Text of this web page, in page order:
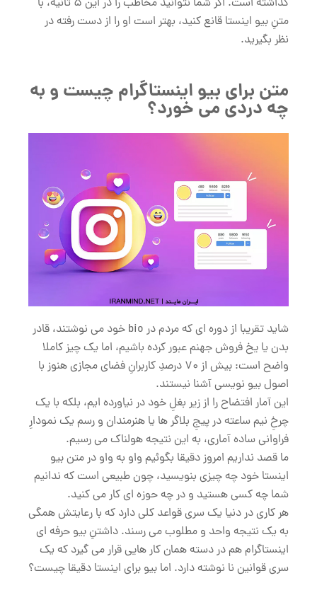
گذاشته است. اگر شما نتوانید مخاطب را در این 5 ثانیه، با
متنِ بیو اینستا قانع کنید، بهتر است او را از دست رفته در
نظر بگیرید.
متن برای بیو اینستاگرام چیست و به
چه دردی می خورد؟
شاید تقریبا از دوره ای که مردم در bio خود می نوشتند، قادر
بدن یا یخ فروش جهنم عبور کرده باشیم، اما یک چیز کاملا
واضح است: بیش از 70 درصدِ کاربرانِ فضای مجازی هنوز با
اصول بیو نویسی آشنا نیستند.
این آمار افتضاح را از زیر بغلِ خود در نیاورده ایم، بلکه با یک
چرخِ نیم ساعته در پیجِ بلاگر ها یا هنرمندان و رسم یک نمودارِ
فراوانی ساده آماری، به این نتیجه هولناک می رسیم.
ما قصد نداریم امروز دقیقا بگوئیم واو به واو در متن بیو
اینستا خود چه چیزی بنویسید، چون طبیعی است که ندانیم
شما چه کسی هستید و در چه حوزه ای کار می کنید.
هر کاری در دنیا یک سری قواعد کلی دارد که با رعایتش همگی
به یک نتیجه واحد و مطلوب می رسند. داشتنِ بیو حرفه ای
اینستاگرام هم در دسته همان کار هایی قرار می گیرد که یک
سری قوانین نا نوشته دارد. اما بیو برای اینستا دقیقا چیست؟